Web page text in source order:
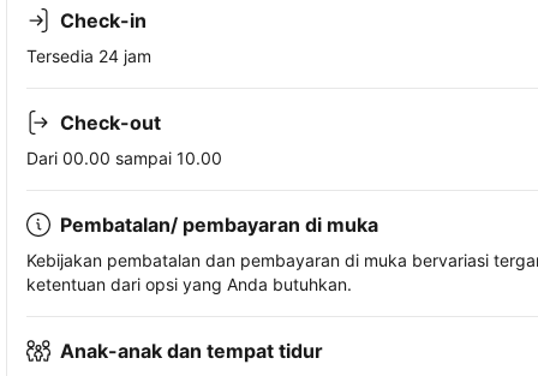
Check-in
Tersedia 24 jam
Check-out
Dari 00.00 sampai 10.00
Pembatalan/ pembayaran di muka
Kebijakan pembatalan dan pembayaran di muka bervariasi
ketentuan dari opsi yang Anda butuhkan.
Anak-anak dan tempat tidur